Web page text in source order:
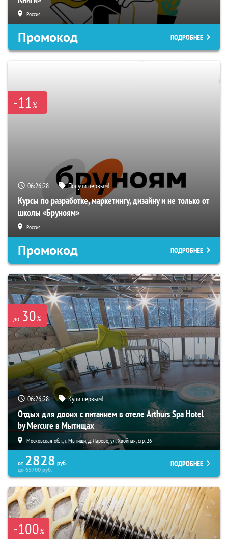
Россия
Промокод ПОДРОБНЕЕ
-11%
06:26:27 Получи первым!
Курсы по разработке, маркетингу, дизайну и не только от
школы «Бруноям»
Россия
Промокод ПОДРОБНЕЕ
до 30%
06:26:27 Купи первым!
Отдых для двоих с питанием в отеле Arthurs Spa Hotel
by Mercure в Мытищах
Московская обл., г. Мытищи, д. Ларево, ул. Хвойная, стр. 26
от 2828 руб.
до65700руб.
ПОДРОБНЕЕ
-100%